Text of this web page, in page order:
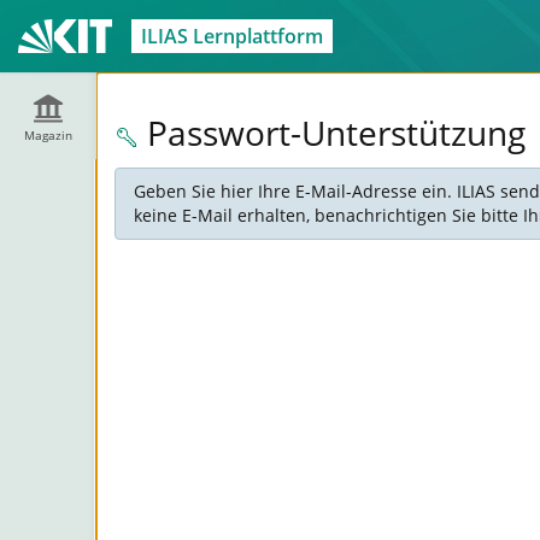
ILIAS Lernplattform
Magazin Passwort-Unterstützung
Geben Sie hier Ihre E-Mail-Adresse ein. ILIAS
keine E-Mail erhalten, benachrichtigen Sie bitte